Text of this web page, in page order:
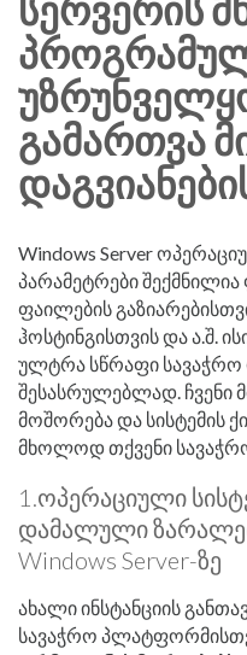
ᲡᲔᲠᲕᲔᲠᲘᲡ
ᲒᲐᲛᲐᲠᲗᲕᲐ
Windows Server
პარამეტრები
ფაილების
ჰოსტინგისთვის და ა.შ.
ულტრა სწრაფი სავაჭრო
შესასრულებლად. ჩვენი
მოშორება და სისტემის
მხოლოდ თქვენი
1.ოპერაციული
დამალული
Windows Server-ზე
ახალი ინსტანციის
სავაჭრო